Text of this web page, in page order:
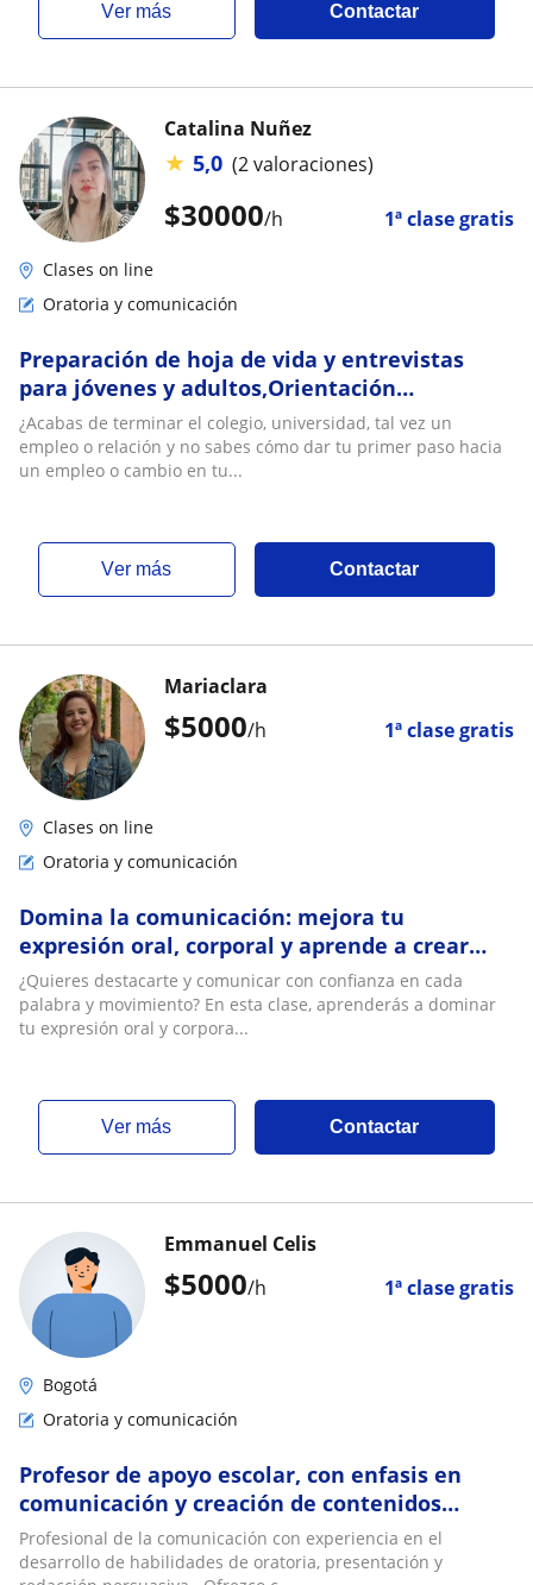
ver más Contactar
$30000/h 1ª clase gratis
Catalina Nuñez
★ 5,0 (2 valoraciones)
Clases on line
Oratoria y comunicación
Preparación de hoja de vida y entrevistas
para jóvenes y adultos,Orientación
vocacional,Empleabilidad,Coach en
Ventas,Autoestima
¿Acabas de terminar el colegio, universidad, tal vez un
empleo o relación y no sabes cómo dar tu primer paso hacia
un empleo o cambio en tu...
ver más Contactar
$5000/h 1ª clase gratis
Mariaclara
Clases on line
Oratoria y comunicación
Domina la comunicación: mejora tu
expresión oral, corporal y aprende a crear
presentaciones de impacto
¿Quieres destacarte y comunicar con confianza en cada
palabra y movimiento? En esta clase, aprenderás a dominar
tu expresión oral y corpora...
ver más Contactar
$5000/h 1ª clase gratis
Emmanuel Celis
Bogotá
Oratoria y comunicación
Profesor de apoyo escolar, con enfasis en
comunicación y creación de contenidos
informáticos, buen manejo de redes sociales
Profesional de la comunicación con experiencia en el
desarrollo de habilidades de oratoria, presentación y